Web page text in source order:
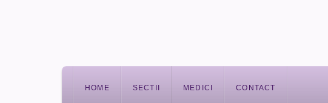
HOME SECTII MEDICI CONTACT